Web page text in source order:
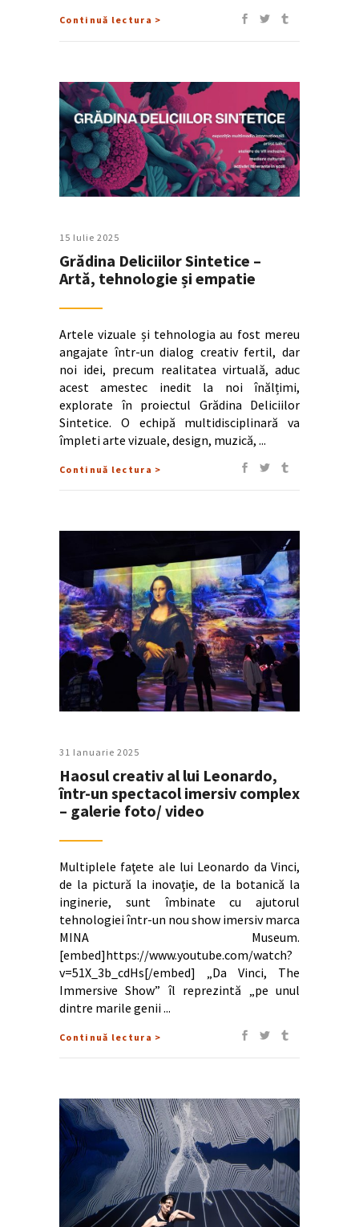
Continuă lectura >
15 Iulie 2025
Grădina Deliciilor Sintetice –
Artă, tehnologie și empatie
Artele vizuale și tehnologia au fost mereu
angajate într-un dialog creativ fertil, dar
noi idei, precum realitatea virtuală, aduc
acest amestec inedit la noi înălțimi,
explorate în proiectul Grădina Deliciilor
Sintetice. O echipă multidisciplinară va
împleti arte vizuale, design, muzică,
Continuă lectura >
31 Ianuarie 2025
Haosul creativ al lui Leonardo,
într-un spectacol imersiv complex
– galerie foto/ video
Multiplele faţete ale lui Leonardo da Vinci,
de la pictură la inovaţie, de la botanică la
inginerie, sunt îmbinate cu ajutorul
tehnologiei într-un nou show imersiv marca
MINA Museum.
[embed]https://www.youtube.com/watch?
v=51X_3b_cdHs[/embed] „Da Vinci, The
Immersive Show” îl reprezintă „pe unul
dintre marile genii
Continuă lectura >